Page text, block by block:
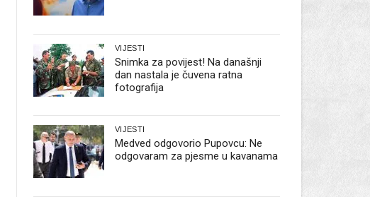
VIJESTI
Snimka za povijest! Na današnji
dan nastala je čuvena ratna
fotografija
VIJESTI
Medved odgovorio Pupovcu: Ne
odgovaram za pjesme u kavanama